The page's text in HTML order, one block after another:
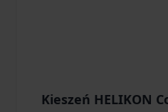
Kieszeń HELIKON